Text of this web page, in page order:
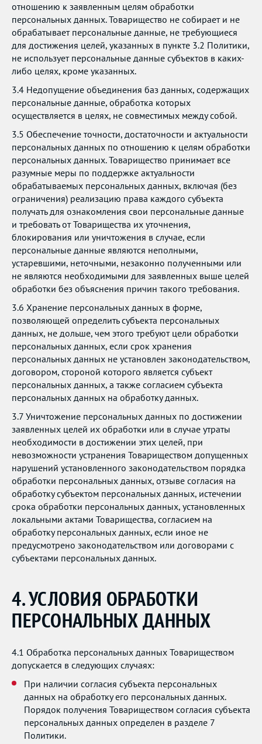
отношению к заявленным целям обработки
персональных данных. Товарищество не собирает и не
обрабатывает персональные данные, не требующиеся
для достижения целей, указанных в пункте 3.2 Политики,
не использует персональные данные субъектов в каких-
либо целях, кроме указанных.
3.4 Недопущение объединения баз данных, содержащих
персональные данные, обработка которых
осуществляется в целях, не совместимых между собой.
3.5 Обеспечение точности, достаточности и актуальности
персональных данных по отношению к целям обработки
персональных данных. Товарищество принимает все
разумные меры по поддержке актуальности
обрабатываемых персональных данных, включая (без
ограничения) реализацию права каждого субъекта
получать для ознакомления свои персональные данные
и требовать от Товарищества их уточнения,
блокирования или уничтожения в случае, если
персональные данные являются неполными,
устаревшими, неточными, незаконно полученными или
не являются необходимыми для заявленных выше целей
обработки без объяснения причин такого требования.
3.6 Хранение персональных данных в форме,
позволяющей определить субъекта персональных
данных, не дольше, чем этого требуют цели обработки
персональных данных, если срок хранения
персональных данных не установлен законодательством,
договором, стороной которого является субъект
персональных данных, а также согласием субъекта
персональных данных на обработку данных.
3.7 Уничтожение персональных данных по достижении
заявленных целей их обработки или в случае утраты
необходимости в достижении этих целей, при
невозможности устранения Товариществом допущенных
нарушений установленного законодательством порядка
обработки персональных данных, отзыве согласия на
обработку субъектом персональных данных, истечении
срока обработки персональных данных, установленных
локальными актами Товарищества, согласием на
обработку персональных данных, если иное не
предусмотрено законодательством или договорами с
субъектами персональных данных.
4. УСЛОВИЯ ОБРАБОТКИ
ПЕРСОНАЛЬНЫХ ДАННЫХ
4.1 Обработка персональных данных Товариществом
допускается в следующих случаях:
При наличии согласия субъекта персональных
данных на обработку его персональных данных.
Порядок получения Товариществом согласия субъекта
персональных данных определен в разделе 7
Политики.